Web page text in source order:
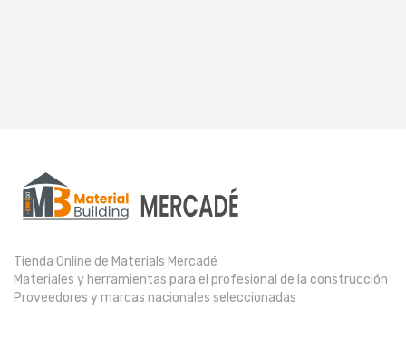
Tienda Online de Materials Mercadé
Materiales y herramientas para el profesional de la construcción
Proveedores y marcas nacionales seleccionadas